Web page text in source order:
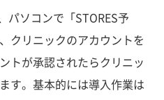
パソコンで「STORES予
クリニックのアカウントを
トが承認されたらクリニッ
す。基本的には導入作業は